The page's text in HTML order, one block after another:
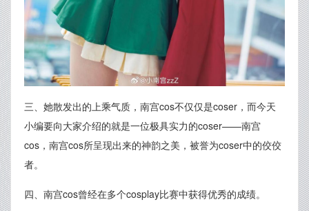
三、她散发出的上乘气质，南宫cos不仅仅是coser，而今天
小编要向大家介绍的就是一位极具实力的coser——南宫
cos，南宫cos所呈现出来的神韵之美，被誉为coser中的佼佼
者。
四、南宫cos曾经在多个cosplay比赛中获得优秀的成绩。